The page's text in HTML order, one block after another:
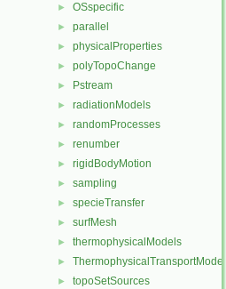
► OSspecific
► parallel
► physicalProperties
► polyTopoChange
► Pstream
► radiationModels
► randomProcesses
► renumber
► rigidBodyMotion
► sampling
► specieTransfer
► surfMesh
► thermophysicalModels
► ThermophysicalTransportModels
► topoSetSources